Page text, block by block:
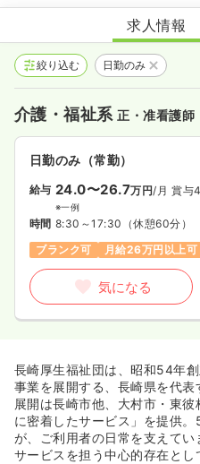
特別養護老人
求人情報
絞り込む 日勤のみ
介護・福祉系正・准看護師
日勤のみ（常勤）
給与 24.0〜26.7万円/月 賞与
※一例
時間 8:30～17:30 （休憩60分）
ブランク可
月給26万円以上可
気になる
長崎厚生福祉団は、昭和54年
事業を展開する、長崎県を代表
展開は長崎市他、大村市・東
に密着したサービス」を提供
が、ご利用者の日常を支えて
サービスを担う中心的存在とし